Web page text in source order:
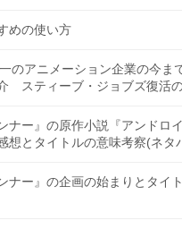
めの使い方
のアニメーション企業の今ま
スティーブ・ジョブズ復活
ナー』の原作小説『アンドロ
想とタイトルの意味考察(ネタ
ナー』の企画の始まりとタイ